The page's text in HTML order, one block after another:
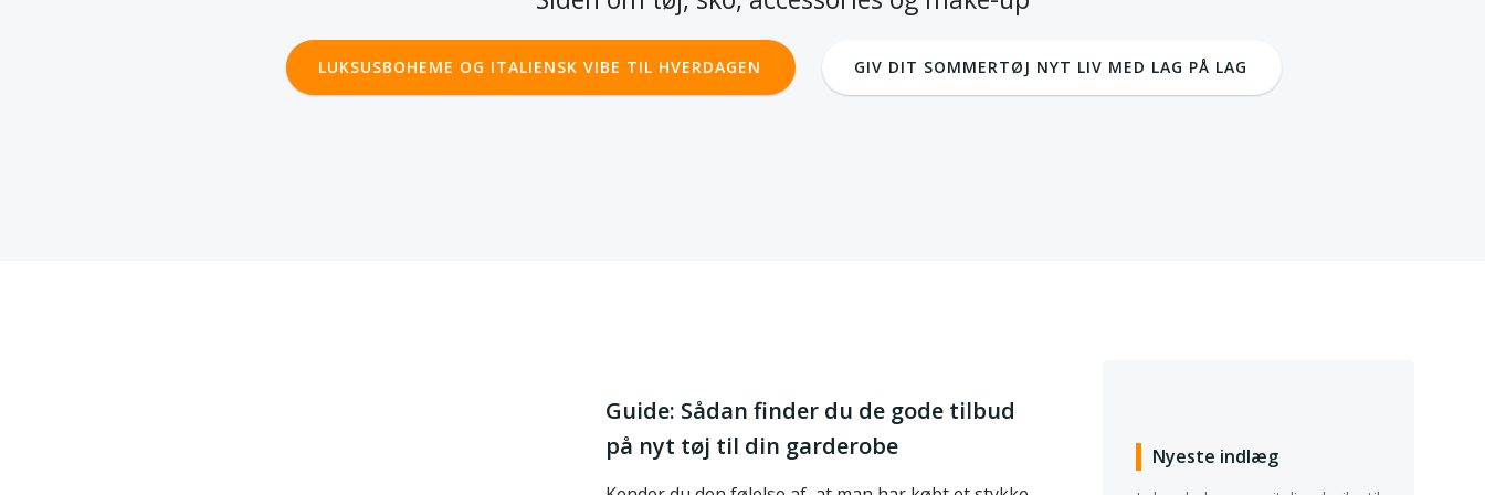
LUKSUSBOHEME OG ITALIENSK VIBE TIL HVERDAGEN GIV DIT SOMMERTØJ NYT LIV MED LAG PÅ LAG
Guide: Sådan finder du de gode tilbud
på nyt tøj til din garderobe
Nyeste indlæg